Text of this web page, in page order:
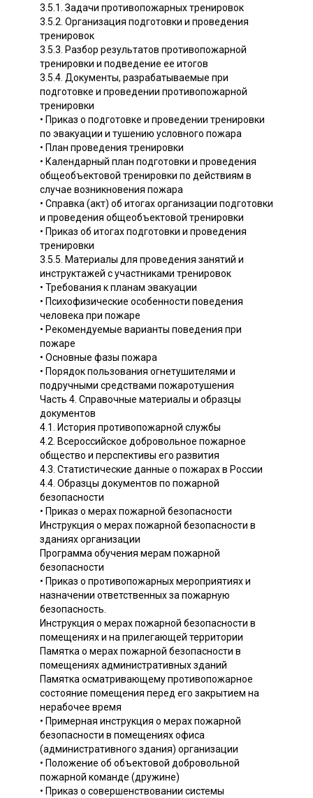
3.5.1. Задачи противопожарных тренировок
3.5.2. Организация подготовки и проведения
тренировок
3.5.3. Разбор результатов противопожарной
тренировки и подведение ее итогов
3.5.4. Документы, разрабатываемые при
подготовке и проведении противопожарной
тренировки
• Приказ о подготовке и проведении тренировки
по эвакуации и тушению условного пожара
• План проведения тренировки
• Календарный план подготовки и проведения
общеобъектовой тренировки по действиям в
случае возникновения пожара
• Справка (акт) об итогах организации подготовки
и проведения общеобъектовой тренировки
• Приказ об итогах подготовки и проведения
тренировки
3.5.5. Материалы для проведения занятий и
инструктажей с участниками тренировок
• Требования к планам эвакуации
• Психофизические особенности поведения
человека при пожаре
• Рекомендуемые варианты поведения при
пожаре
• Основные фазы пожара
• Порядок пользования огнетушителями и
подручными средствами пожаротушения
Часть 4. Справочные материалы и образцы
документов
4.1. История противопожарной службы
4.2. Всероссийское добровольное пожарное
общество и перспективы его развития
4.3. Статистические данные о пожарах в России
4.4. Образцы документов по пожарной
безопасности
• Приказ о мерах пожарной безопасности
Инструкция о мерах пожарной безопасности в
зданиях организации
Программа обучения мерам пожарной
безопасности
• Приказ о противопожарных мероприятиях и
назначении ответственных за пожарную
безопасность.
Инструкция о мерах пожарной безопасности в
помещениях и на прилегающей территории
Памятка о мерах пожарной безопасности в
помещениях административных зданий
Памятка осматривающему противопожарное
состояние помещения перед его закрытием на
нерабочее время
• Примерная инструкция о мерах пожарной
безопасности в помещениях офиса
(административного здания) организации
• Положение об объектовой добровольной
пожарной команде (дружине)
• Приказ о совершенствовании системы